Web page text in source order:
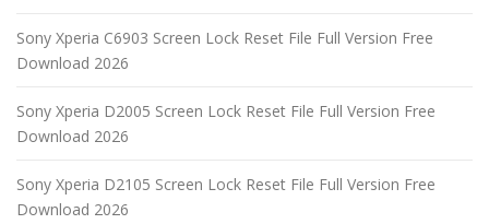
Sony Xperia C6903 Screen Lock Reset File Full Version Free
Download 2026
Sony Xperia D2005 Screen Lock Reset File Full Version Free
Download 2026
Sony Xperia D2105 Screen Lock Reset File Full Version Free
Download 2026